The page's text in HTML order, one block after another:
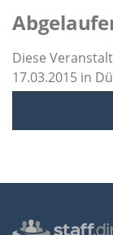
Staff Direct
Diese
17.03.2015 in